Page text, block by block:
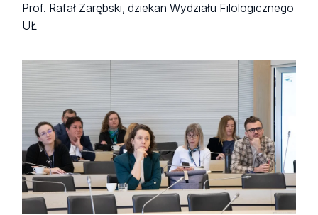
Prof. Rafał Zarębski, dziekan Wydziału Filologicznego
UŁ